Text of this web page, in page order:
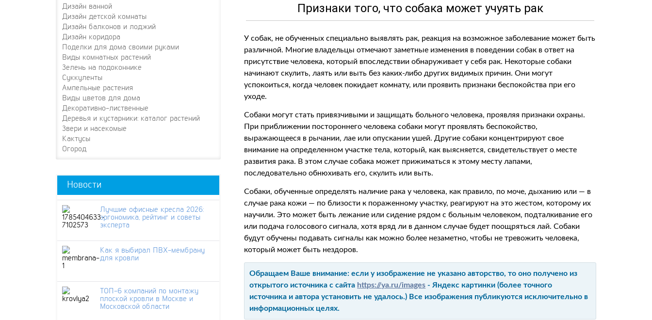
Признаки того, что собака может учуять рак
У собак, не обученных специально выявлять рак, реакция на возможное заболевание может быть
различной. Многие владельцы отмечают заметные изменения в поведении собак в ответ на
присутствие человека, который впоследствии обнаруживает у себя рак. Некоторые собаки
начинают скулить, лаять или выть без каких-либо других видимых причин. Они могут
успокоиться, когда человек покидает комнату, или проявить признаки беспокойства при его
уходе.
Собаки могут стать привязчивыми и защищать больного человека, проявляя признаки охраны.
При приближении постороннего человека собаки могут проявлять беспокойство,
выражающееся в рычании, лае или опускании ушей. Другие собаки концентрируют свое
внимание на определенном участке тела, который, как выясняется, свидетельствует о месте
развития рака. В этом случае собака может прижиматься к этому месту лапами,
последовательно обнюхивать его, скулить или выть.
Собаки, обученные определять наличие рака у человека, как правило, по моче, дыханию или — в
случае рака кожи — по близости к пораженному участку, реагируют на это жестом, которому их
научили. Это может быть лежание или сидение рядом с больным человеком, подталкивание его
или подача голосового сигнала, хотя вряд ли в данном случае будет поощряться лай. Собаки
будут обучены подавать сигналы как можно более незаметно, чтобы не тревожить человека,
который может быть нездоров.
Обращаем Ваше внимание: если у изображение не указано авторство, то оно получено из
открытого источника с сайта https://ya.ru/images - Яндекс картинки (более точного
источника и автора установить не удалось.) Все изображения публикуются исключительно в
информационных целях.
Дизайн ванной
Дизайн детской комнаты
Дизайн балконов и лоджий
Дизайн коридора
Поделки для дома своими руками
Виды комнатных растений
Зелень на подоконнике
Суккуленты
Ампельные растения
Виды цветов для дома
Декоративно-лиственные
Деревья и кустарники: каталог растений
Звери и насекомые
Кактусы
Огород
Новости
Лучшие офисные кресла 2026:
эргономика, рейтинг и советы
эксперта
Как я выбирал ПВХ-мембрану
для кровли
ТОП-6 компаний по монтажу
плоской кровли в Москве и
Московской области